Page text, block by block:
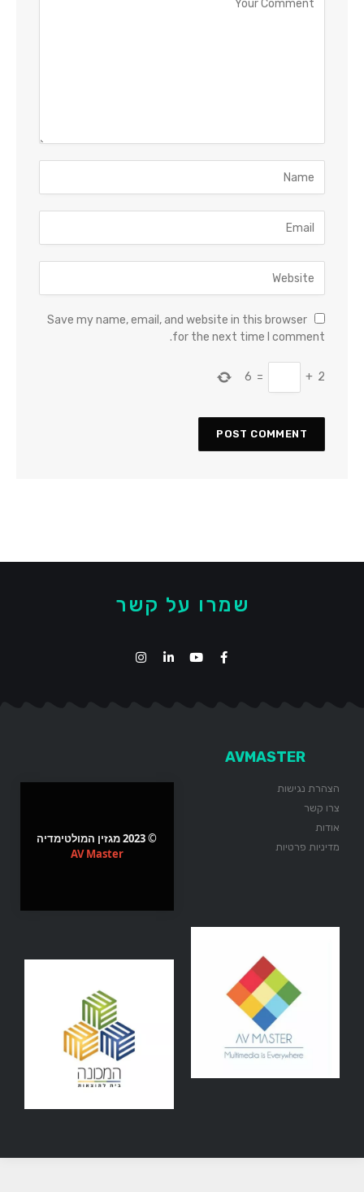
Save my name, email, and website in this browser
for the next time I comment.
2
+
=
6
שמרו על קשר
AVMASTER
הצהרת נגישות
צרו קשר
אודות
מדיניות פרטיות
© 2023 מגזין המולטימדיה
AV Master